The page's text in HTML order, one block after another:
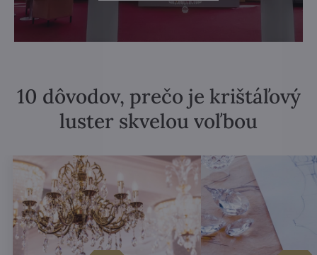
10 dôvodov, prečo je krištáľový
luster skvelou voľbou